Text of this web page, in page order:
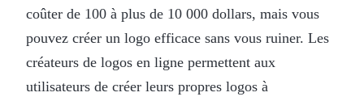
coûter de 100 à plus de 10 000 dollars, mais vous
pouvez créer un logo efficace sans vous ruiner. Les
créateurs de logos en ligne permettent aux
utilisateurs de créer leurs propres logos à